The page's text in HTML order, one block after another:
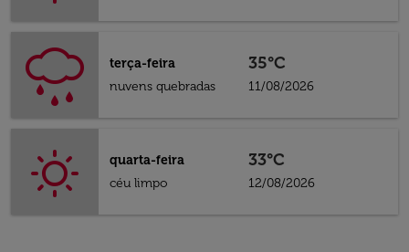
terça-feira
nuvens quebradas
35°C
11/08/2026
quarta-feira
céu limpo
33°C
12/08/2026